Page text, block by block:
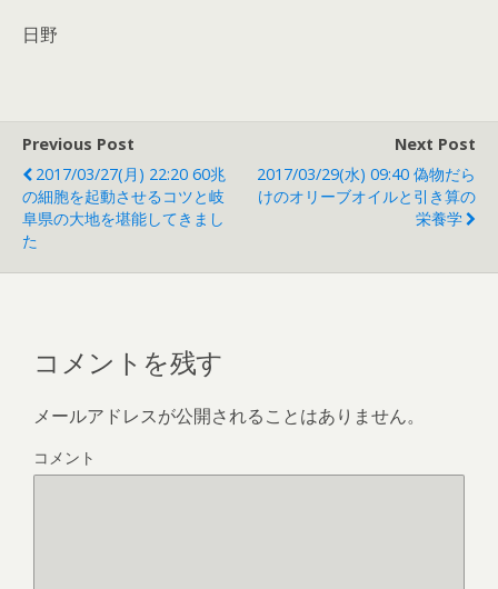
日野
Previous Post
2017/03/27(月) 22:20 60兆
の細胞を起動させるコツと岐
阜県の大地を堪能してきまし
た
Next Post
2017/03/29(水) 09:40 偽物だら
けのオリーブオイルと引き算の
栄養学
コメントを残す
メールアドレスが公開されることはありません。
コメント